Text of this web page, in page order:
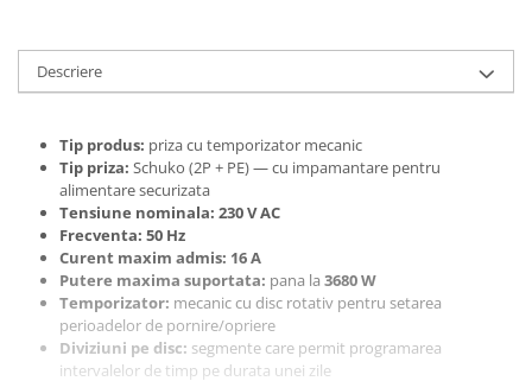
Descriere
Tip produs: priza cu temporizator mecanic
Tip priza: Schuko (2P + PE) — cu impamantare pentru
alimentare securizata
Tensiune nominala: 230 V AC
Frecventa: 50 Hz
Curent maxim admis: 16 A
Putere maxima suportata: pana la 3680 W
Temporizator: mecanic cu disc rotativ pentru setarea
perioadelor de pornire/opriere
Diviziuni pe disc: segmente care permit programarea
intervalelor de timp pe durata unei zile